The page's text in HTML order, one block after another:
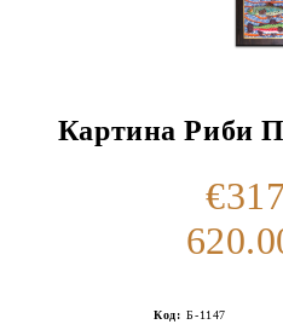
Картина Риби
Код: Б-1147